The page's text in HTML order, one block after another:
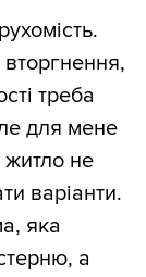
треба
для мене
не
варіанти.
яка
а